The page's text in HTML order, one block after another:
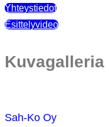
Yhteystiedot
Esittelyvideo
Kuvagalleria
Sah-Ko Oy